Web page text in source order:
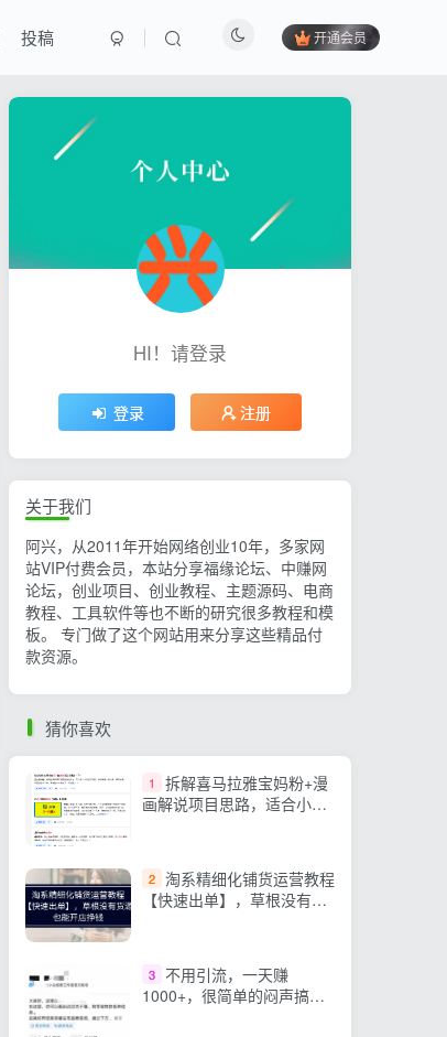
投稿 开通会员
HI！请登录
登录 注册
关于我们
阿兴，从2011年开始网络创业10年，多家网
站VIP付费会员，本站分享福缘论坛、中赚网
论坛，创业项目、创业教程、主题源码、电商
教程、工具软件等也不断的研究很多教程和模
板。 专门做了这个网站用来分享这些精品付
款资源。
猜你喜欢
1
拆解喜马拉雅宝妈粉+漫
画解说项目思路，适合小白
2 淘系精细化铺货运营教程
【快速出单】，草根没有货
3
不用引流，一天赚
1000+，很简单的闷声搞钱